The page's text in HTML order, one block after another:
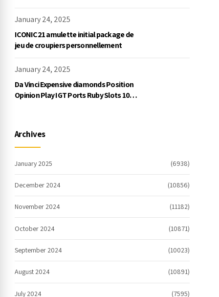
Exklusive Einzahlung
January 24, 2025
ICONIC21 amulette initial package de
jeu de croupiers personnellement
January 24, 2025
Da Vinci Expensive diamonds Position
Opinion Play IGT Ports Ruby Slots 100
Archives
January 2025 (6938)
December 2024 (10856)
November 2024 (11182)
October 2024 (10871)
September 2024 (10023)
August 2024 (10891)
July 2024 (7595)